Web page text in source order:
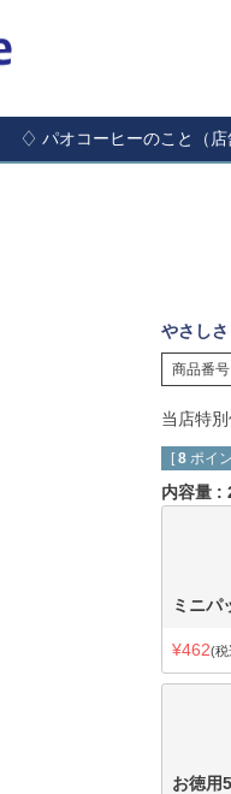
♢ パオコーヒーのこと（店
やさし
商品番号
当店特
[ 8 ポイ
内容量
ミニパ
¥462 税
お徳用